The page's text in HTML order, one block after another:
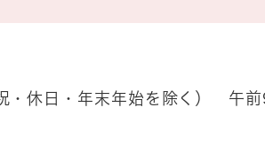
・休日・年末年始を除く） 午